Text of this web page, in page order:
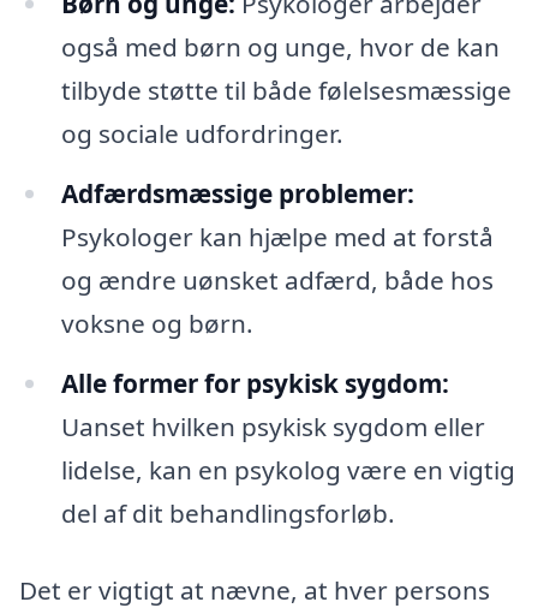
også med børn og unge, hvor de kan
tilbyde støtte til både følelsesmæssige
og sociale udfordringer.
Adfærdsmæssige problemer:
Psykologer kan hjælpe med at forstå
og ændre uønsket adfærd, både hos
voksne og børn.
Alle former for psykisk sygdom:
Uanset hvilken psykisk sygdom eller
lidelse, kan en psykolog være en vigtig
del af dit behandlingsforløb.
Det er vigtigt at nævne, at hver persons